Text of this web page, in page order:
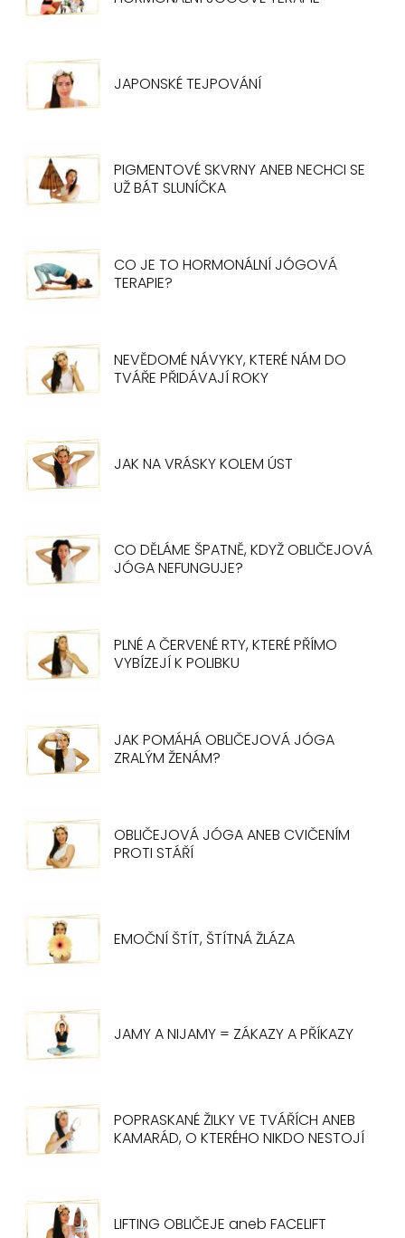
JAPONSKÉ TEJPOVÁNÍ
PIGMENTOVÉ SKVRNY ANEB NECHCI SE
UŽ BÁT SLUNÍČKA
CO JE TO HORMONÁLNÍ JÓGOVÁ
TERAPIE?
NEVĚDOMÉ NÁVYKY, KTERÉ NÁM DO
TVÁŘE PŘIDÁVAJÍ ROKY
JAK NA VRÁSKY KOLEM ÚST
CO DĚLÁME ŠPATNĚ, KDYŽ OBLIČEJOVÁ
JÓGA NEFUNGUJE?
PLNÉ A ČERVENÉ RTY, KTERÉ PŘÍMO
VYBÍZEJÍ K POLIBKU
JAK POMÁHÁ OBLIČEJOVÁ JÓGA
ZRALÝM ŽENÁM?
OBLIČEJOVÁ JÓGA ANEB CVIČENÍM
PROTI STÁŘÍ
EMOČNÍ ŠTÍT, ŠTÍTNÁ ŽLÁZA
JAMY A NIJAMY = ZÁKAZY A PŘÍKAZY
POPRASKANÉ ŽILKY VE TVÁŘÍCH ANEB
KAMARÁD, O KTERÉHO NIKDO NESTOJÍ
LIFTING OBLIČEJE aneb FACELIFT